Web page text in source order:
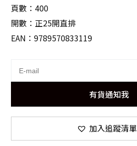
頁數：400
開數：正25開直排
EAN：9789570833119
有貨通知我
加入追蹤清單